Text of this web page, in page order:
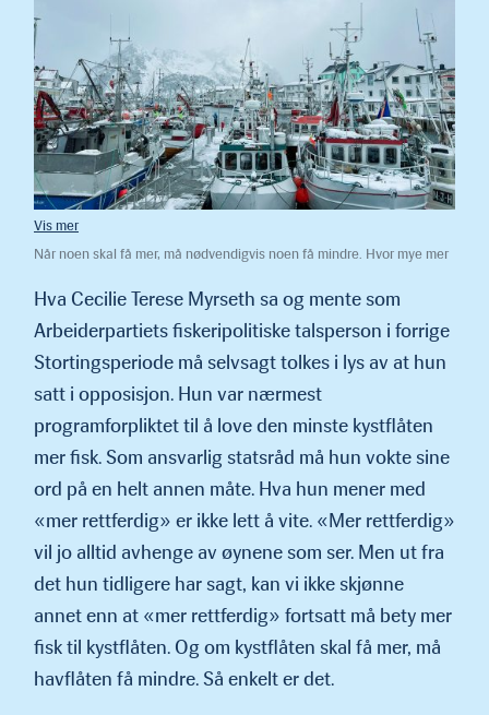
Når noen skal få mer, må nødvendigvis noen få mindre. Hvor mye mer
med at det er til kyst. (Foto: Råfisklaget)
Hva Cecilie Terese Myrseth sa og mente som
Arbeiderpartiets fiskeripolitiske talsperson i forrige
Stortingsperiode må selvsagt tolkes i lys av at hun
satt i opposisjon. Hun var nærmest
programforpliktet til å love den minste kystflåten
mer fisk. Som ansvarlig statsråd må hun vokte sine
ord på en helt annen måte. Hva hun mener med
«mer rettferdig» er ikke lett å vite. «Mer rettferdig»
vil jo alltid avhenge av øynene som ser. Men ut fra
det hun tidligere har sagt, kan vi ikke skjønne
annet enn at «mer rettferdig» fortsatt må bety mer
fisk til kystflåten. Og om kystflåten skal få mer, må
havflåten få mindre. Så enkelt er det.